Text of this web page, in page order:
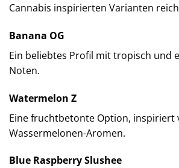
Cannabis inspirierten Varianten
Banana OG
Ein beliebtes Profil mit tropisch und
Noten.
Watermelon Z
Eine fruchtbetonte Option, inspiriert
Wassermelonen-Aromen.
Blue Raspberry Slushee